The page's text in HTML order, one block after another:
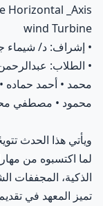
wind Turbine
• إشراف: د/ شيماء
• الطلاب:
محمد • أحمد
محمود • مصطفي
ويأتي هذا الحدث
لما اكتسبوه من
الذكية، المجففات
تميز المعهد في